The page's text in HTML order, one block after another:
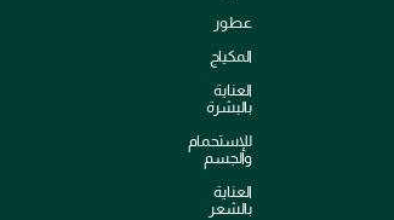
عطور
المكياج
العناية
بالبشرة
للإستحمام
والجسم
العناية
بالشعر